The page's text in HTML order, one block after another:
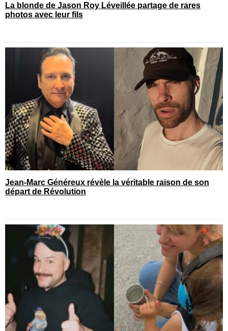
La blonde de Jason Roy Léveillée partage de rares
photos avec leur fils
Jean-Marc Généreux révèle la véritable raison de son
départ de Révolution